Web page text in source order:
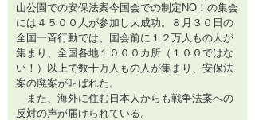
山公園での安保法案今国会での制定NO！の集会
には４５００人が参加し大成功。８月３０日の
全国一斉行動では、国会前に１２万人もの人が
集まり、全国各地１０００カ所（１００ではな
い！）以上で数十万人もの人が集まり、安保法
案の廃案が叫ばれた。
また、海外に住む日本人からも戦争法案への
反対の声が届けられている。